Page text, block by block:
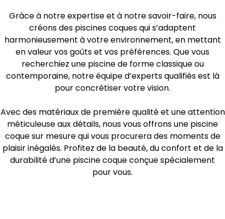
Grâce à notre expertise et à notre savoir-faire, nous
créons des piscines coques qui s’adaptent
harmonieusement à votre environnement, en mettant
en valeur vos goûts et vos préférences. Que vous
recherchiez une piscine de forme classique ou
contemporaine, notre équipe d’experts qualifiés est là
pour concrétiser votre vision.
Avec des matériaux de première qualité et une attention
méticuleuse aux détails, nous vous offrons une piscine
coque sur mesure qui vous procurera des moments de
plaisir inégalés. Profitez de la beauté, du confort et de la
durabilité d’une piscine coque conçue spécialement
pour vous.